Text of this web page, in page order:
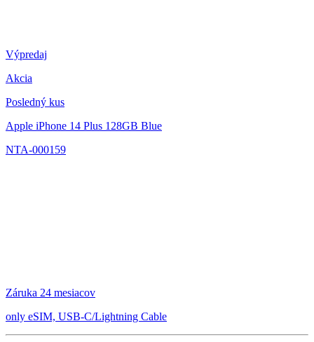
Výpredaj
Akcia
Posledný kus
Apple iPhone 14 Plus 128GB Blue
NTA-000159
Záruka 24 mesiacov
only eSIM, USB-C/Lightning Cable